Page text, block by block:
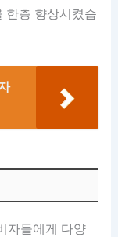
한층 향상시켰습
자들에게 다양